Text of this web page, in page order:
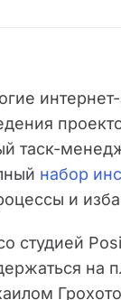
таск-
набор
и
студией
на